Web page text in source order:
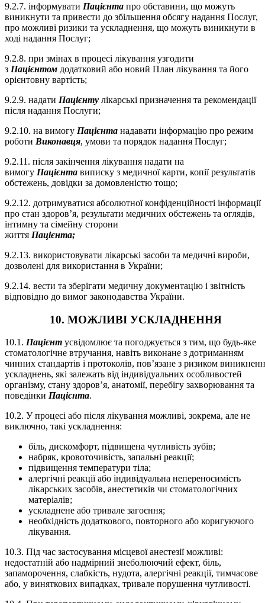
9.2.7. інформувати Пацієнта про обставини, що можуть
виникнути та привести до збільшення обсягу надання Послуг,
про можливі ризики та ускладнення, що можуть виникнути в
ході надання Послуг;
9.2.8. при змінах в процесі лікування узгодити
з Пацієнтом додатковий або новий План лікування та його
орієнтовну вартість;
9.2.9. надати Пацієнту лікарські призначення та рекомендації
після надання Послуги;
9.2.10. на вимогу Пацієнта надавати інформацію про режим
роботи Виконавця, умови та порядок надання Послуг;
9.2.11. після закінчення лікування надати на
вимогу Пацієнта виписку з медичної карти, копії результатів
обстежень, довідки за домовленістю тощо;
9.2.12. дотримуватися абсолютної конфіденційності інформації
про стан здоров’я, результати медичних обстежень та оглядів,
інтимну та сімейну сторони
життя Пацієнта;
9.2.13. використовувати лікарські засоби та медичні вироби,
дозволені для використання в України;
9.2.14. вести та зберігати медичну документацію і звітність
відповідно до вимог законодавства України.
10. МОЖЛИВІ УСКЛАДНЕННЯ
10.1. Пацієнт усвідомлює та погоджується з тим, що будь-яке
стоматологічне втручання, навіть виконане з дотриманням
чинних стандартів і протоколів, пов’язане з ризиком
ускладнень, які залежать від індивідуальних особливостей
організму, стану здоров’я, анатомії, перебігу захворювання та
поведінки Пацієнта.
10.2. У процесі або після лікування можливі, зокрема, але не
виключно, такі ускладнення:
біль, дискомфорт, підвищена чутливість зубів;
набряк, кровоточивість, запальні реакції;
підвищення температури тіла;
алергічні реакції або індивідуальна непереносимість
лікарських засобів, анестетиків чи стоматологічних
матеріалів;
ускладнене або тривале загоєння;
необхідність додаткового, повторного або коригуючого
лікування.
10.3. Під час застосування місцевої анестезії можливі:
недостатній або надмірний знеболюючий ефект, біль,
запаморочення, слабкість, нудота, алергічні реакції, тимчасове
або, у виняткових випадках, тривале порушення чутливості.